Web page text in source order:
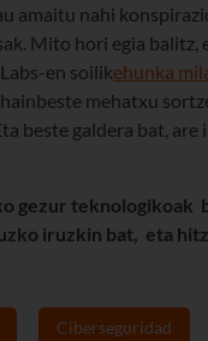
amaitu nahi
Mito hori egia
en soilikehunka
mehatxu
beste galdera bat,
gezur
iruzkin bat, eta
Ciberseguridad